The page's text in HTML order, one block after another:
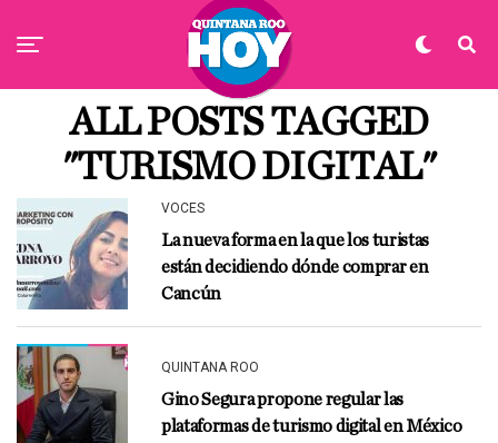
ALL POSTS TAGGED
"TURISMO DIGITAL"
VOCES
La nueva forma en la que los turistas
están decidiendo dónde comprar en
Cancún
QUINTANA ROO
Gino Segura propone regular las
plataformas de turismo digital en México